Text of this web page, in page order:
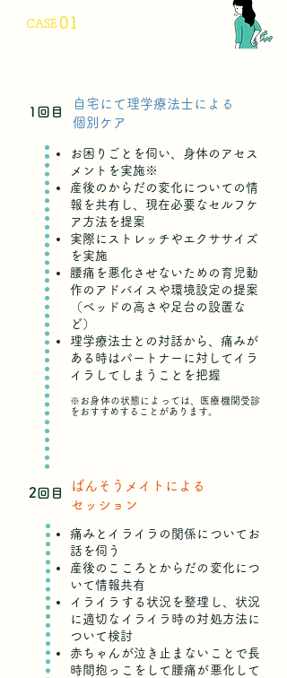
CASE 01
1回目
自宅にて理学療法士による
個別ケア
お困りごとを伺い、身体のアセス
メントを実施※
産後のからだの変化についての情
報を共有し、現在必要なセルフケ
ア方法を提案
実際にストレッチやエクササイズ
を実施
腰痛を悪化させないための育児動
作のアドバイスや環境設定の提案
（ベッドの高さや足台の設置な
ど）
理学療法士との対話から、痛みが
ある時はパートナーに対してイラ
イラしてしまうことを把握
※お身体の状態によっては、医療機関受診
をおすすめすることがあります。​​
2回目
​ばんそうメイトによる
セッション
痛みとイライラの関係についてお
話を伺う
産後のこころとからだの変化につ
いて情報共有
イライラする状況を整理し、状況
に適切なイライラ時の対処方法に
ついて検討
赤ちゃんが泣き止まないことで長
時間抱っこをして腰痛が悪化して